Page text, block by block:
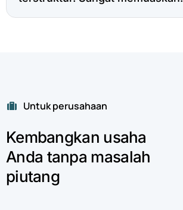
Untuk perusahaan
Kembangkan usaha
Anda tanpa masalah
piutang